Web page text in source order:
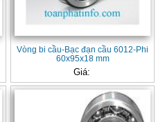
Vòng bi cầu-Bạc đạn cầu 6012-Phi
60x95x18 mm
Giá: